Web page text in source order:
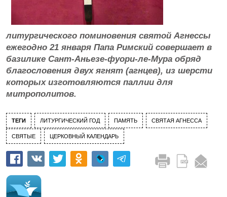
литургического поминовения святой Агнессы
ежегодно 21 января Папа Римский совершает в
базилике Сант-Аньезе-фуори-ле-Мура обряд
благословения двух ягнят (агнцев), из шерсти
которых изготовляются паллии для
митрополитов.
ТЕГИ ЛИТУРГИЧЕСКИЙ ГОД ПАМЯТЬ СВЯТАЯ АГНЕССА
СВЯТЫЕ ЦЕРКОВНЫЙ КАЛЕНДАРЬ